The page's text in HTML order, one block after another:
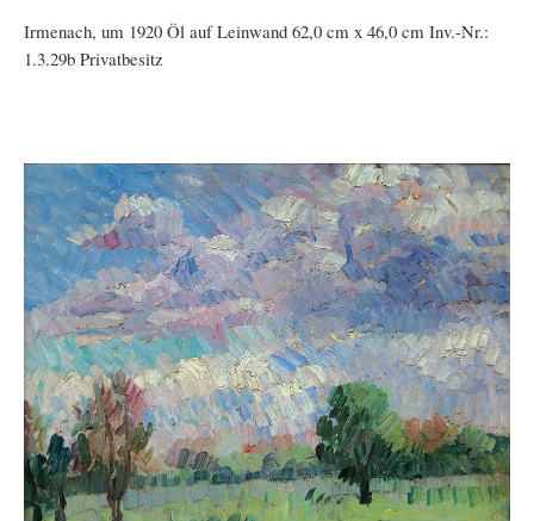
Irmenach, um 1920 Öl auf Leinwand 62,0 cm x 46,0 cm Inv.-Nr.:
1.3.29b Privatbesitz